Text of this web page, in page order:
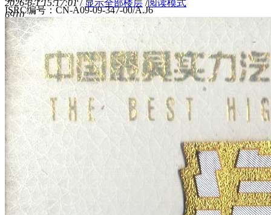
2026-6-1 15:17:01 / 显示全部楼层 /阅读模式
6910
ISRC编号：CN-A09-09-347-00/A.J6